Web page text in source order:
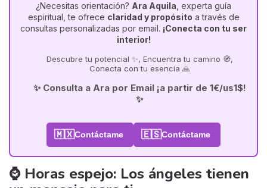
¿Necesitas orientación? Ara Aquila , experta guía
espiritual, te ofrece claridad y propósito a través de
consultas personalizadas por email. ¡Conecta con tu ser
interior!
Descubre tu potencial ✨, Encuentra tu camino 🧭,
Conecta con tu esencia 🙏
✨ Consulta a Ara por Email ¡a partir de 1€/us1$!
✨
🇲🇽Contáctame 🇪🇸Contáctame
⌚ Horas espejo: Los ángeles tienen